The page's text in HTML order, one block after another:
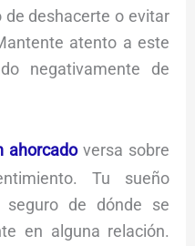
deshacerte o evitar
atento a este
negativamente de
ahorcadoversa sobre
Tu sueño
de dónde se
en alguna relación.